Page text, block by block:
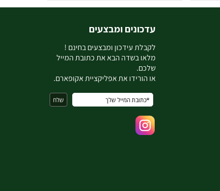
עדכונים ומבצעים
לקבלת עידכון ומבצעים בחינם !
מלאו בשדה הבא את כתובת המייל
שלכם.
או הורידו את אפליקציית אקופארם.